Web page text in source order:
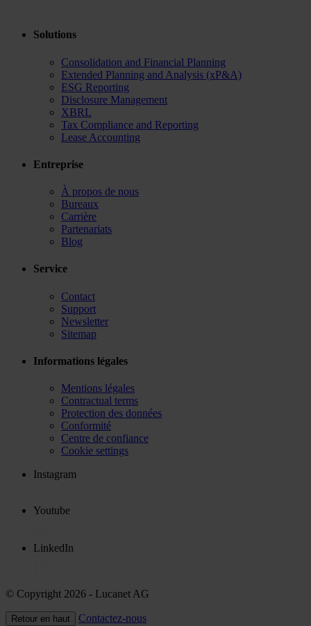
Solutions
Consolidation and Financial Planning
Extended Planning and Analysis (xP&A)
ESG Reporting
Disclosure Management
XBRL
Tax Compliance and Reporting
Lease Accounting
Entreprise
À propos de nous
Bureaux
Carrière
Partenariats
Blog
Service
Contact
Support
Newsletter
Sitemap
Informations légales
Mentions légales
Contractual terms
Protection des données
Conformité
Centre de confiance
Cookie settings
Instagram
Youtube
LinkedIn
© Copyright 2026 - Lucanet AG
Retour en haut Contactez-nous